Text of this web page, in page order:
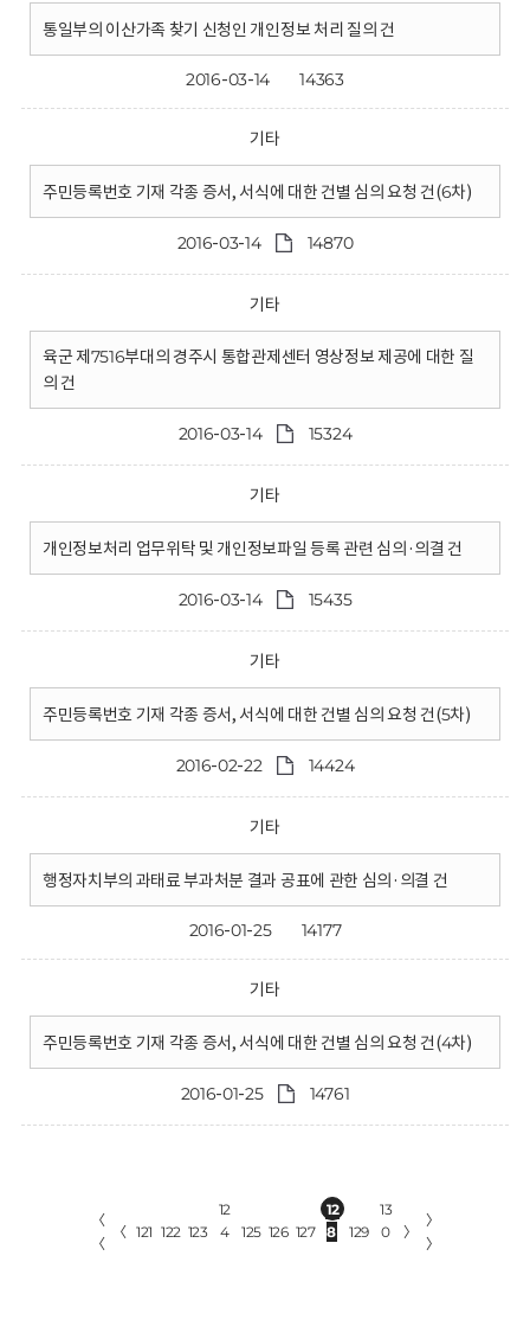
통일부의 이산가족 찾기 신청인 개인정보 처리 질의 건
2016-03-14 14363
기타
주민등록번호 기재 각종 증서, 서식에 대한 건별 심의 요청 건(6차)
2016-03-14 14870
기타
육군 제7516부대의 경주시 통합관제센터 영상정보 제공에 대한 질
의 건
2016-03-14 15324
기타
개인정보처리 업무위탁 및 개인정보파일 등록 관련 심의·의결 건
2016-03-14 15435
기타
주민등록번호 기재 각종 증서, 서식에 대한 건별 심의 요청 건(5차)
2016-02-22 14424
기타
행정자치부의 과태료 부과처분 결과 공표에 관한 심의·의결 건
2016-01-25 14177
기타
주민등록번호 기재 각종 증서, 서식에 대한 건별 심의 요청 건(4차)
2016-01-25 14761
〈
〈
〈 121 122 123
12
4
125 126 127
12
8
129
13
0
〉
〉
〉